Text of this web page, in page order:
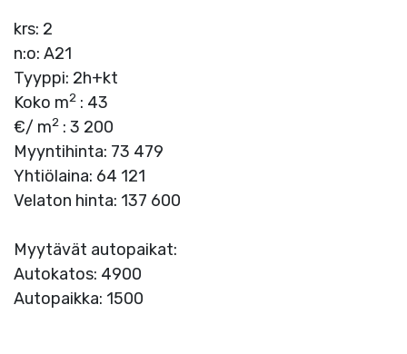
krs: 2
n:o: A21
Tyyppi: 2h+kt
Koko m2 : 43
€/ m2 : 3 200
Myyntihinta: 73 479
Yhtiölaina: 64 121
Velaton hinta: 137 600
Myytävät autopaikat:
Autokatos: 4900
Autopaikka: 1500